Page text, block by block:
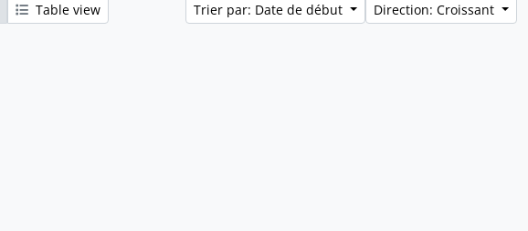
Table view Trier par: Date de début Direction: Croissant